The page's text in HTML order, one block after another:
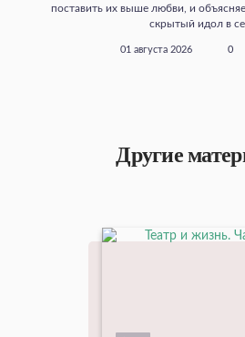
поставить их выше любви, и
скрытый идол в
01 августа 2026 0
Другие